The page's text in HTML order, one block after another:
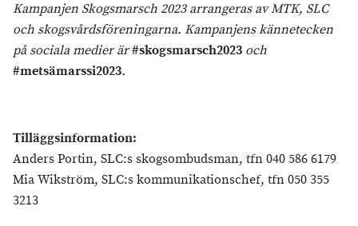
Kampanjen Skogsmarsch 2023 arrangeras av MTK, SLC
och skogsvårdsföreningarna. Kampanjens kännetecken
på sociala medier är#skogsmarsch2023 och
#metsämarssi2023.
Tilläggsinformation:
Anders Portin, SLC:s skogsombudsman, tfn 040 586 6179
Mia Wikström, SLC:s kommunikationschef, tfn 050 355
3213